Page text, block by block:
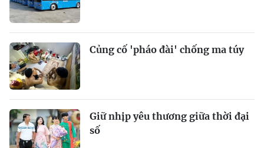
Củng cố 'pháo đài' chống ma túy
Giữ nhịp yêu thương giữa thời đại
số